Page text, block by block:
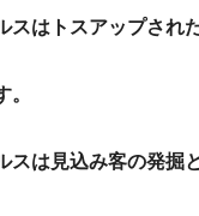
スはトスアップされ
スは見込み客の発掘